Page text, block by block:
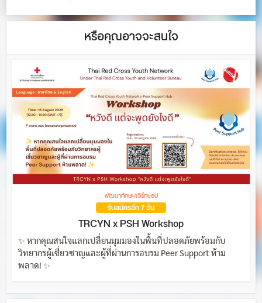
หรือคุณอาจจะสนใจ
พัฒนาทักษะ/เวิร์กชอป
รับสมัครอีก 7 วัน
TRCYN x PSH Workshop
✨ หากคุณสนใจแลกเปลี่ยนมุมมองในพื้นที่ปลอดภัยพร้อมกับ
วิทยากรผู้เชี่ยวชาญและผู้ที่ผ่านการอบรม Peer Support ห้าม
พลาด! ✨